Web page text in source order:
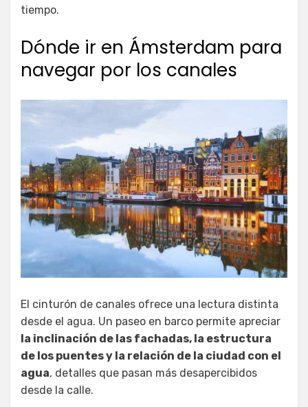
tiempo.
Dónde ir en Ámsterdam para
navegar por los canales
El cinturón de canales ofrece una lectura distinta
desde el agua. Un paseo en barco permite apreciar
la inclinación de las fachadas, la estructura
de los puentes y la relación de la ciudad con el
agua, detalles que pasan más desapercibidos
desde la calle.